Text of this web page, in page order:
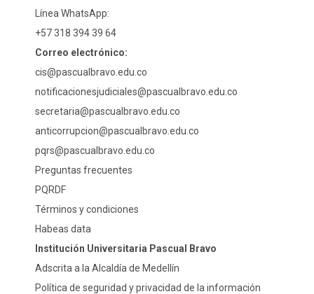
Línea WhatsApp:
+57 318 394 39 64
Correo electrónico:
cis@pascualbravo.edu.co
notificacionesjudiciales@pascualbravo.edu.co
secretaria@pascualbravo.edu.co
anticorrupcion@pascualbravo.edu.co
pqrs@pascualbravo.edu.co
Preguntas frecuentes
PQRDF
Términos y condiciones
Habeas data
Institución Universitaria Pascual Bravo
Adscrita a la Alcaldía de Medellín
Política de seguridad y privacidad de la información